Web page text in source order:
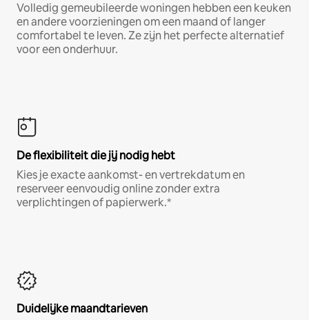
Volledig gemeubileerde woningen hebben een keuken
en andere voorzieningen om een maand of langer
comfortabel te leven. Ze zijn het perfecte alternatief
voor een onderhuur.
De flexibiliteit die jij nodig hebt
Kies je exacte aankomst- en vertrekdatum en
reserveer eenvoudig online zonder extra
verplichtingen of papierwerk.*
Duidelijke maandtarieven